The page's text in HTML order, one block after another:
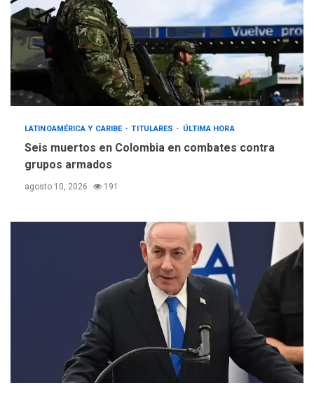
LATINOAMÉRICA Y CARIBE TITULARES ÚLTIMA HORA
Seis muertos en Colombia en combates contra
grupos armados
agosto 10, 2026 191